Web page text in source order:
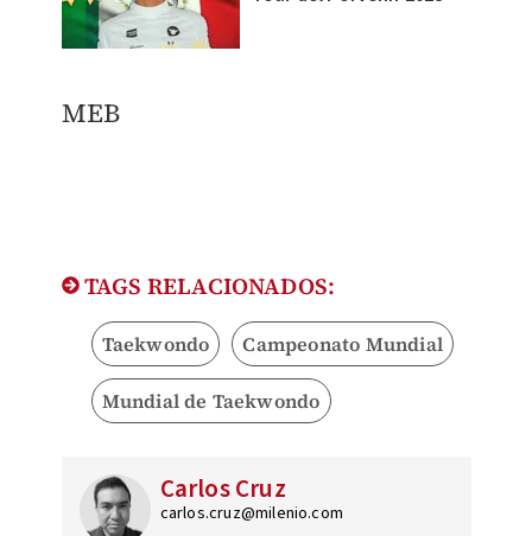
MEB
TAGS RELACIONADOS:
Taekwondo Campeonato Mundial
Mundial de Taekwondo
Carlos Cruz
carlos.cruz@milenio.com